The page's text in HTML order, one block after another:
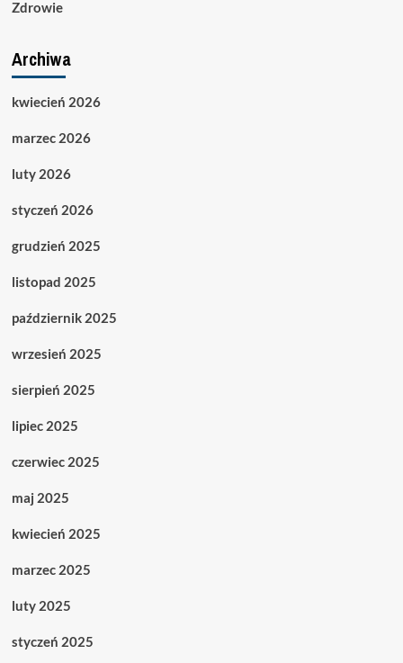
Zdrowie
Archiwa
kwiecień 2026
marzec 2026
luty 2026
styczeń 2026
grudzień 2025
listopad 2025
październik 2025
wrzesień 2025
sierpień 2025
lipiec 2025
czerwiec 2025
maj 2025
kwiecień 2025
marzec 2025
luty 2025
styczeń 2025